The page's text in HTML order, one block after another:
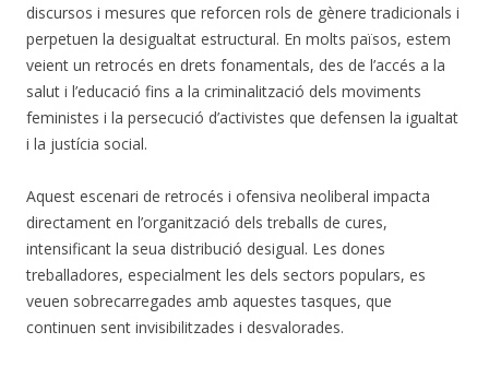
discursos i mesures que reforcen rols de gènere tradicionals i
perpetuen la desigualtat estructural. En molts països, estem
veient un retrocés en drets fonamentals, des de l’accés a la
salut i l’educació fins a la criminalització dels moviments
feministes i la persecució d’activistes que defensen la igualtat
i la justícia social.
Aquest escenari de retrocés i ofensiva neoliberal impacta
directament en l’organització dels treballs de cures,
intensificant la seua distribució desigual. Les dones
treballadores, especialment les dels sectors populars, es
veuen sobrecarregades amb aquestes tasques, que
continuen sent invisibilitzades i desvalorades.